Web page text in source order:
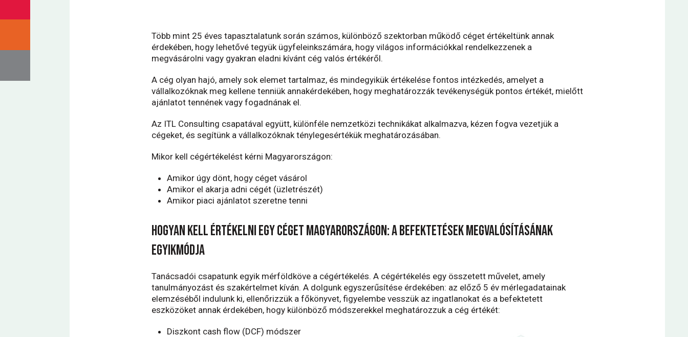
Több mint 25 éves tapasztalatunk során számos, különböző szektorban működő céget értékeltünk annak
érdekében, hogy lehetővé tegyük ügyfeleinkszámára, hogy világos információkkal rendelkezzenek a
megvásárolni vagy gyakran eladni kívánt cég valós értékéről.
A cég olyan hajó, amely sok elemet tartalmaz, és mindegyikük értékelése fontos intézkedés, amelyet a
vállalkozóknak meg kellene tenniük annakérdekében, hogy meghatározzák tevékenységük pontos értékét, mielőtt
ajánlatot tennének vagy fogadnának el.
Az ITL Consulting csapatával együtt, különféle nemzetközi technikákat alkalmazva, kézen fogva vezetjük a
cégeket, és segítünk a vállalkozóknak ténylegesértékük meghatározásában.
Mikor kell cégértékelést kérni Magyarországon:
Amikor úgy dönt, hogy céget vásárol
Amikor el akarja adni cégét (üzletrészét)
Amikor piaci ajánlatot szeretne tenni
Hogyan kell értékelni egy céget Magyarországon: a befektetések megvalósításának
egyikmódja
Tanácsadói csapatunk egyik mérföldköve a cégértékelés. A cégértékelés egy összetett művelet, amely
tanulmányozást és szakértelmet kíván. A dolgunk egyszerűsítése érdekében: az előző 5 év mérlegadatainak
elemzéséből indulunk ki, ellenőrizzük a főkönyvet, figyelembe vesszük az ingatlanokat és a befektetett
eszközöket annak érdekében, hogy különböző módszerekkel meghatározzuk a cég értékét:
Diszkont cash flow (DCF) módszer